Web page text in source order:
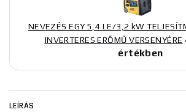
NEVEZÉS EGY 5,4 LE/3,2 kW
INVERTERES ERŐMŰ VERSENYÉRE
értékben
LEÍRÁS